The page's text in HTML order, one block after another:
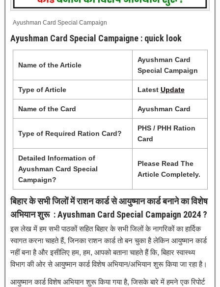
Ayushman Card Special Campaign
Ayushman Card Special Campaigne : quick look
Name of the Article
Ayushman Card
Special Campaign
Type of Article Latest Update
Name of the Card Ayushman Card
Type of Required Ration Card?
PHS / PHH Ration
Card
Detailed Information of
Ayushman Card Special
Campaign?
Please Read The
Article Completely.
बिहार के सभी जिलों में राशन कार्ड से आयुष्मान कार्ड बनाने का विशेष
अभियान शुरू : Ayushman Card Special Campaign 2024 ?
इस लेख में हम सभी पाठकों सहित बिहार के सभी जिलों के नागरिकों का हार्दिक
स्वागत करना चाहते हैं, जिनका राशन कार्ड तो बन चुका है लेकिन आयुष्मान कार्ड
नहीं बना है और इसीलिए हम, हम, आपको बताना चाहते हैं कि, बिहार स्वास्थ्य
विभाग की ओर से आयुष्मान कार्ड विशेष अभियान/अभियान शुरू किया जा रहा है।
आयुष्मान कार्ड विशेष अभियान शुरू किया गया है, जिसके बारे में हमने एक रिपोर्ट